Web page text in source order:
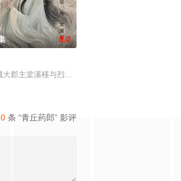
奇女子。十年前的她被他
事演习中，郭子剑因不满演习流于形式，假传指令
8.0
大郡主棠溪槿与烈云峥之间曲折动人的情感，以及
0 条 “青丘药郎” 影评